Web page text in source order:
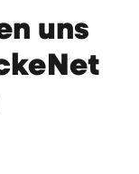
uns